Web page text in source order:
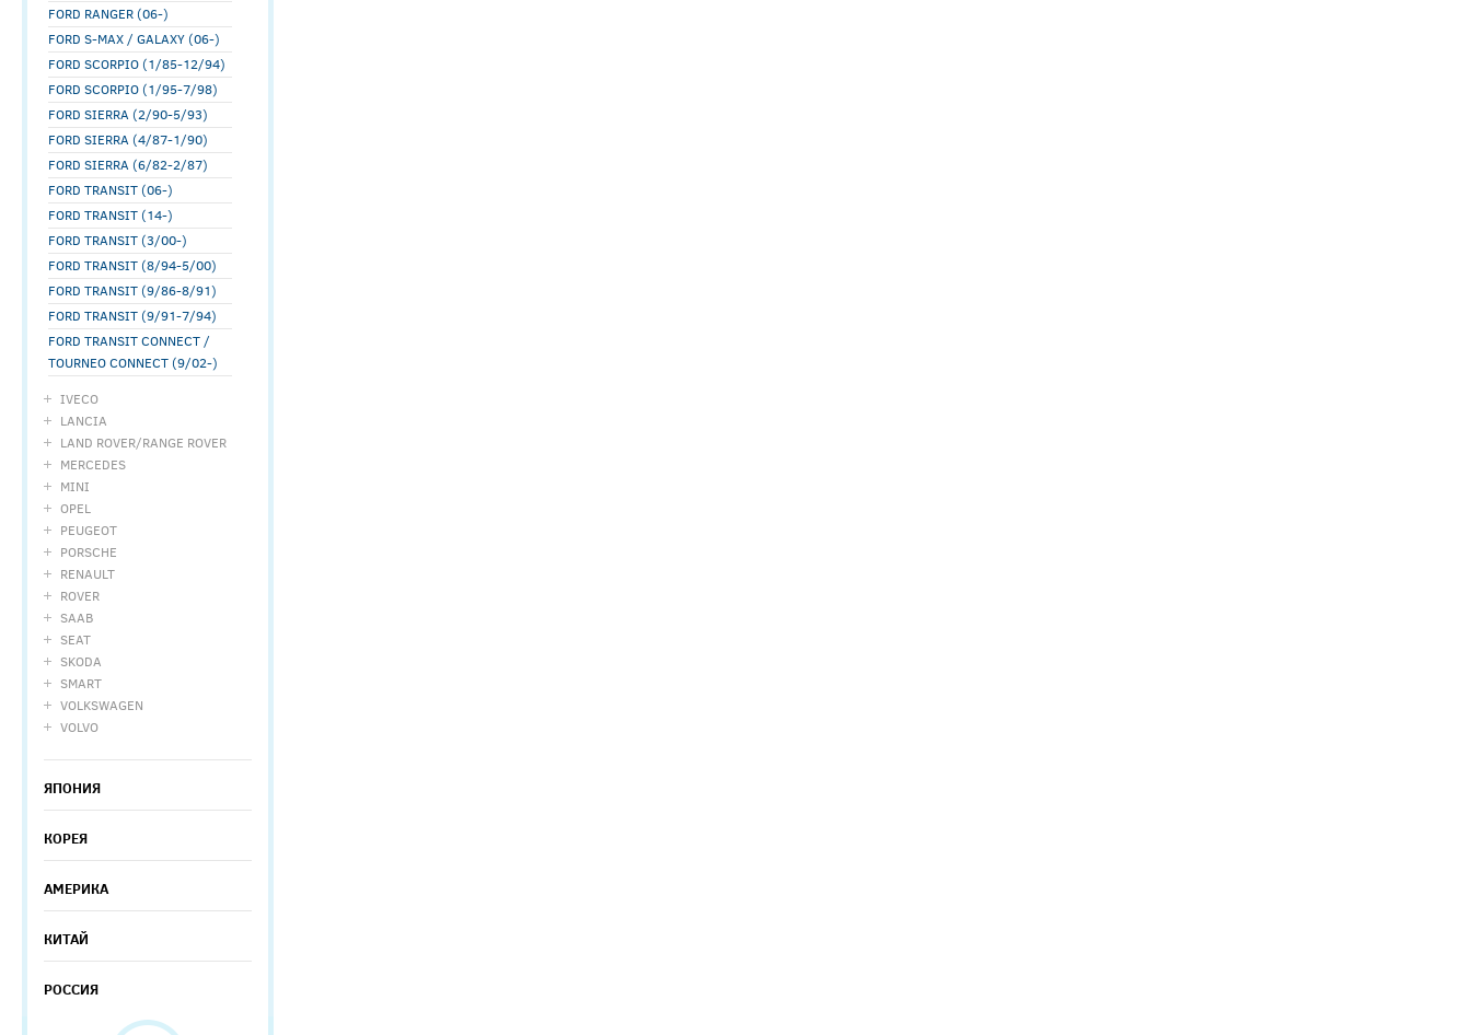
FORD RANGER (06-)
FORD S-MAX / GALAXY (06-)
FORD SCORPIO (1/85-12/94)
FORD SCORPIO (1/95-7/98)
FORD SIERRA (2/90-5/93)
FORD SIERRA (4/87-1/90)
FORD SIERRA (6/82-2/87)
FORD TRANSIT (06-)
FORD TRANSIT (14-)
FORD TRANSIT (3/00-)
FORD TRANSIT (8/94-5/00)
FORD TRANSIT (9/86-8/91)
FORD TRANSIT (9/91-7/94)
FORD TRANSIT CONNECT /
TOURNEO CONNECT (9/02-)
IVECO
LANCIA
LAND ROVER/RANGE ROVER
MERCEDES
MINI
OPEL
PEUGEOT
PORSCHE
RENAULT
ROVER
SAAB
SEAT
SKODA
SMART
VOLKSWAGEN
VOLVO
ЯПОНИЯ
КОРЕЯ
АМЕРИКА
КИТАЙ
РОССИЯ